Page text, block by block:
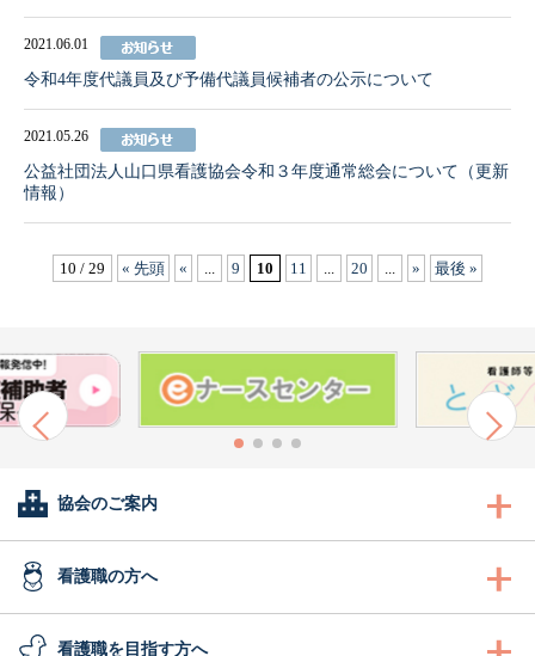
2021.06.01
令和4年度代議員及び予備代議員候補者の公示について
2021.05.26
公益社団法人山口県看護協会令和３年度通常総会について（更新
情報）
10 / 29 « 先頭 « 9 10 11 20 » 最後 »
協会のご案内
会長あいさつ
協会概要
看護職の方へ
看護職の方へ
看護職を目指す方へ